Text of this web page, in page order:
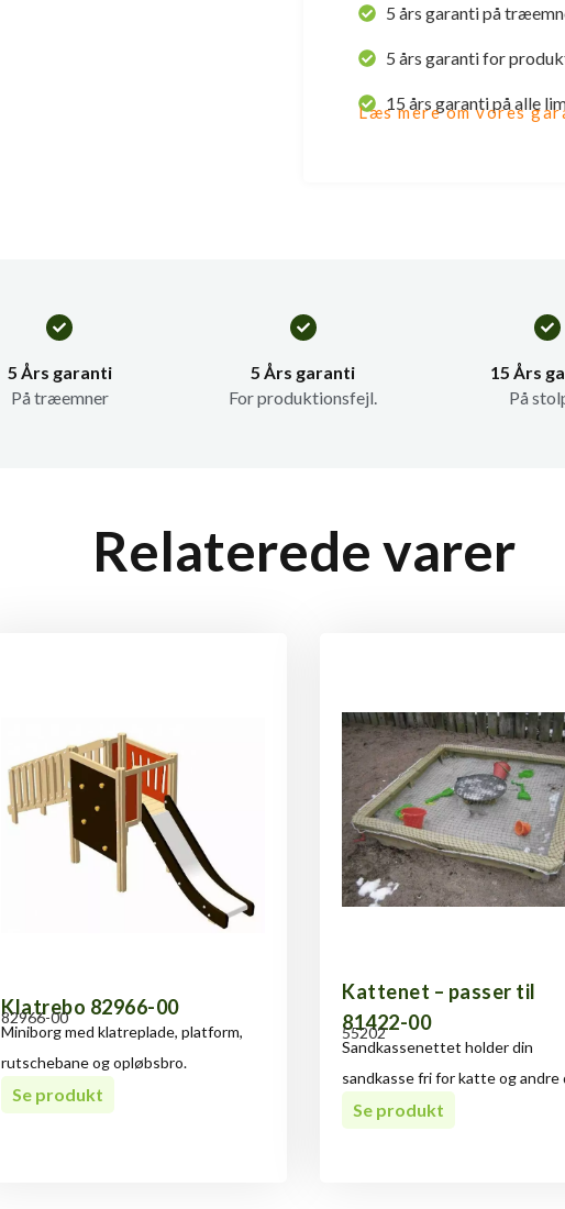
5 års garanti på
5 års garanti for
15 års garanti på alle
Læs mere om vores
5 Års garanti
På træemner
5 Års garanti
For produktionsfejl.
15 Års
På
Relaterede varer
Klatrebo 82966-00
82966-00
Miniborg med klatreplade, platform,
rutschebane og opløbsbro.
Se produkt
Kattenet – passer til
81422-00
55202
Sandkassenettet holder din
sandkasse fri for katte og andre
Se produkt